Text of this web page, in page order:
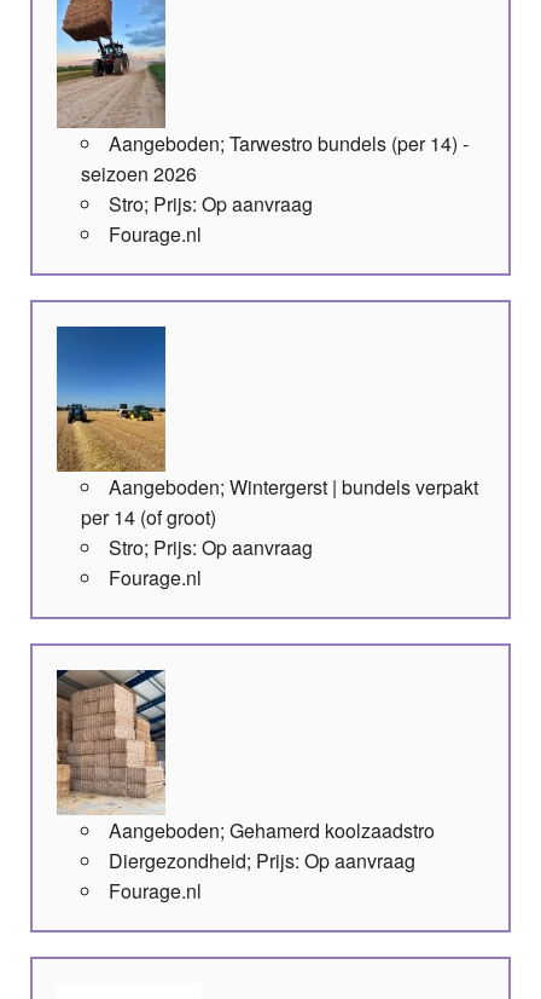
Aangeboden; Tarwestro bundels (per 14) -
seizoen 2026
Stro; Prijs: Op aanvraag
Fourage.nl
Aangeboden; Wintergerst | bundels verpakt
per 14 (of groot)
Stro; Prijs: Op aanvraag
Fourage.nl
Aangeboden; Gehamerd koolzaadstro
Diergezondheid; Prijs: Op aanvraag
Fourage.nl